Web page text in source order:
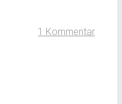
1 Kommentar